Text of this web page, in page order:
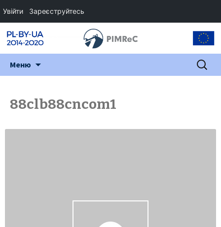
Меню Пошук:
88clb88cncom1
Увійти Зареєструйтесь